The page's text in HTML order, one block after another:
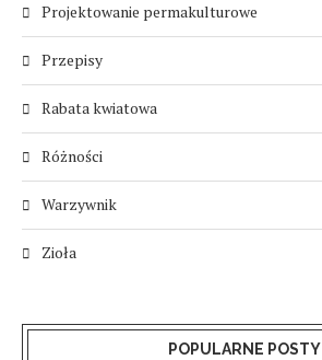
Projektowanie permakulturowe
Przepisy
Rabata kwiatowa
Różności
Warzywnik
Zioła
POPULARNE POSTY